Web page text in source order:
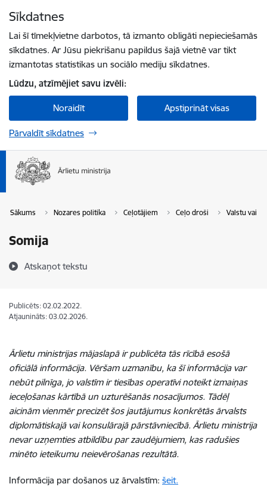
Sīkdatnes
Lai šī tīmekļvietne darbotos, tā izmanto obligāti nepieciešamās
sīkdatnes. Ar Jūsu piekrišanu papildus šajā vietnē var tikt
izmantotas statistikas un sociālo mediju sīkdatnes.
Lūdzu, atzīmējiet savu izvēli:
Noraidīt Apstiprināt visas
Pārvaldīt sīkdatnes
Sākums Nozares politika Ceļotājiem Ceļo droši Valstu vai
Somija
Atskaņot tekstu
Publicēts: 02.02.2022.
Atjaunināts: 03.02.2026.
Ārlietu ministrijas mājaslapā ir publicēta tās rīcībā esošā
oficiālā informācija. Vēršam uzmanību, ka šī informācija var
nebūt pilnīga, jo valstīm ir tiesības operatīvi noteikt izmaiņas
ieceļošanas kārtībā un uzturēšanās nosacījumos. Tādēļ
aicinām vienmēr precizēt šos jautājumus konkrētās ārvalsts
diplomātiskajā vai konsulārajā pārstāvniecībā. Ārlietu ministrija
nevar uzņemties atbildību par zaudējumiem, kas radušies
minēto ieteikumu neievērošanas rezultātā.
Informācija par došanos uz ārvalstīm: šeit.